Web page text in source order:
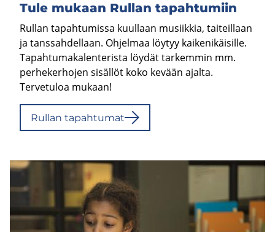
Tule mu­kaan Rul­lan ta­pah­tu­miin
Rullan tapahtumissa kuullaan musiikkia, taiteillaan
ja tanssahdellaan. Ohjelmaa löytyy kaikenikäisille.
Tapahtumakalenterista löydät tarkemmin mm.
perhekerhojen sisällöt koko kevään ajalta.
Tervetuloa mukaan!
Rul­lan ta­pah­tu­mat